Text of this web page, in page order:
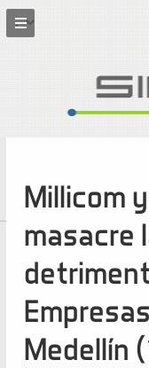
Millicom
masacre
Medellín